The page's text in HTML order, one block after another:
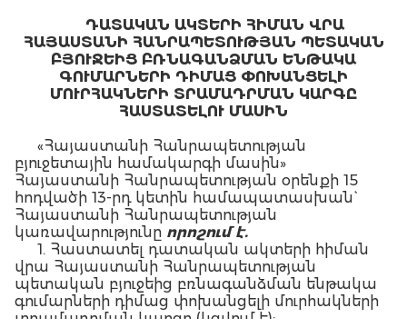
ԴԱՏԱԿԱՆ ԱԿՏԵՐԻ ՀԻՄԱՆ ՎՐԱ
ՀԱՅԱՍՏԱՆԻ ՀԱՆՐԱՊԵՏՈՒԹՅԱՆ ՊԵՏԱԿԱՆ
ԲՅՈՒՋԵԻՑ ԲՌՆԱԳԱՆՁՄԱՆ ԵՆԹԱԿԱ
ԳՈՒՄԱՐՆԵՐԻ ԴԻՄԱՑ ՓՈԽԱՆՑԵԼԻ
ՄՈՒՐՀԱԿՆԵՐԻ ՏՐԱՄԱԴՐՄԱՆ ԿԱՐԳԸ
ՀԱՍՏԱՏԵԼՈՒ ՄԱՍԻՆ
«Հայաստանի Հանրապետության
բյուջետային համակարգի մասին»
Հայաստանի Հանրապետության օրենքի 15
հոդվածի 13-րդ կետին համապատասխան`
Հայաստանի Հանրապետության
կառավարությունը որոշում է.
1. Հաստատել դատական ակտերի հիման
վրա Հայաստանի Հանրապետության
պետական բյուջեից բռնագանձման ենթակա
գումարների դիմաց փոխանցելի մուրհակների
տրամադրման կարգը (կցվում է):